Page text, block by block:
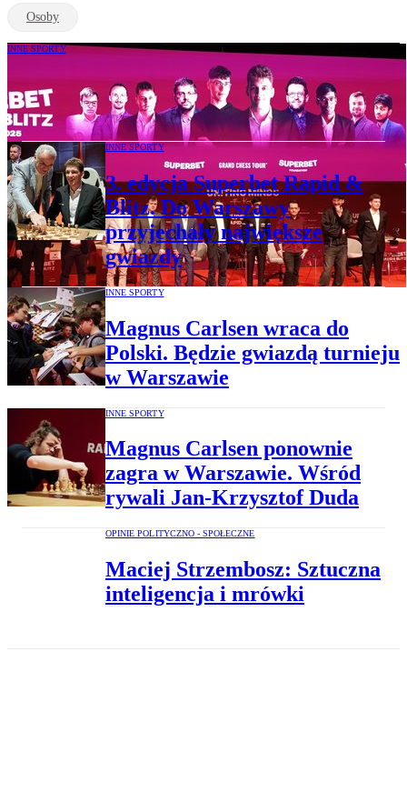
Osoby
INNE SPORTY
Gwiazdy szachów grają w Polsce. Rock
and roll w Warszawie
INNE SPORTY
3. edycja Superbet Rapid &
Blitz. Do Warszawy
przyjechały największe
gwiazdy
INNE SPORTY
Magnus Carlsen wraca do
Polski. Będzie gwiazdą turnieju
w Warszawie
INNE SPORTY
Magnus Carlsen ponownie
zagra w Warszawie. Wśród
rywali Jan-Krzysztof Duda
OPINIE POLITYCZNO - SPOŁECZNE
Maciej Strzembosz: Sztuczna
inteligencja i mrówki